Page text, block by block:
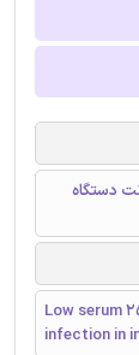
دستگاه
Low serum
infection in